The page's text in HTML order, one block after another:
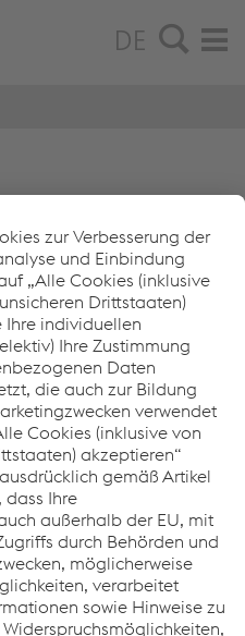
DE
die für
GmbH und Cargo
Gruppe (Logistik Service
PDF 23.64 KB ger-DE
von Veranstaltungen
KB ger-DE